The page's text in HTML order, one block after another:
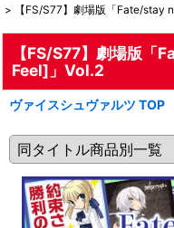
>
【FS/S77】劇場版「Fate/stay
【FS/S77】劇場版
Feel]」Vol.2
ヴァイスシュヴァルツ TOP